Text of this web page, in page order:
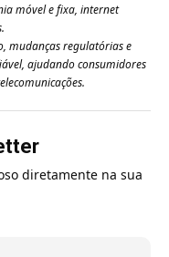
móvel e fixa, internet
mudanças regulatórias e
ajudando consumidores
diretamente na sua